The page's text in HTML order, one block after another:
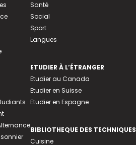
Santé
Social
Sport
Langues
ETUDIER À L’ÉTRANGER
Etudier au Canada
Etudier en Suisse
Etudier en Espagne
BIBLIOTHEQUE DES TECHNIQUES
Cuisine